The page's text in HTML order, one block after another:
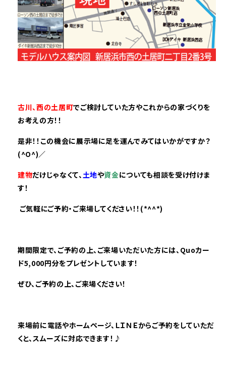
古川、西の土居町でご検討していた方やこれからの家づくりを
お考えの方！！
是非！！この機会に展示場に足を運んでみてはいかがですか？
(^O^)／
建物だけじゃなくて、 土地や資金についても相談を受け付けま
す！
ご気軽にご予約・ご来場してください！！(*^^*)
期間限定で、ご予約の上、ご来場いただいた方には、Quoカー
ド5,000円分をプレゼントしています！
ぜひ、ご予約の上、ご来場ください！
来場前に電話やホームページ、ＬＩＮＥからご予約をしていただ
くと、スムーズに対応できます！♪